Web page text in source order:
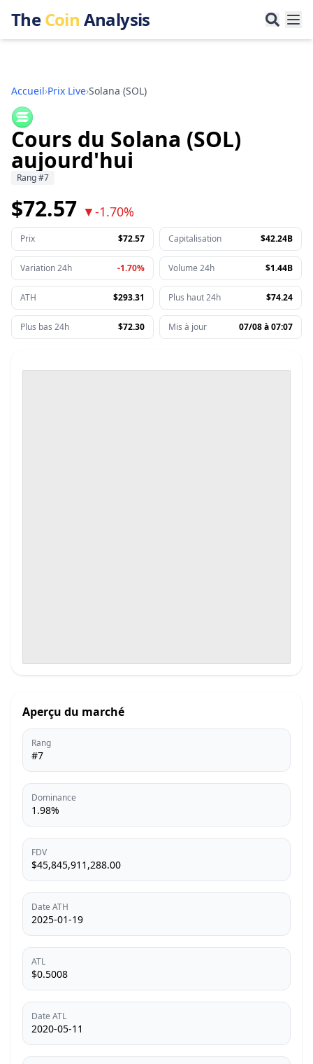
TheCoin Analysis
Accueil›Prix Live›Solana (SOL)
Cours du Solana (SOL)
aujourd'hui
Rang#7
$72.57 ▼-1.70%
Prix $72.57 Capitalisation $42.24B
Variation 24h -1.70% Volume 24h $1.44B
ATH $293.31 Plus haut 24h $74.24
Plus bas 24h $72.30 Mis à jour 07/08 à 07:07
Aperçu du marché
Rang
#7
Dominance
1.98%
FDV
$45,845,911,288.00
Date ATH
2025-01-19
ATL
$0.5008
Date ATL
2020-05-11